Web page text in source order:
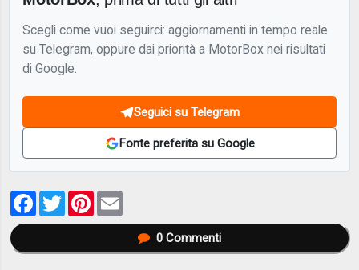
Scegli come vuoi seguirci: aggiornamenti in tempo reale
su Telegram, oppure dai priorità a MotorBox nei risultati
di Google.
Seguici su Telegram
Fonte preferita su Google
Facebook
TwitterPinterest
0Commenti